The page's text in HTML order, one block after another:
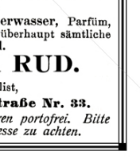
Bild-ID: 66558